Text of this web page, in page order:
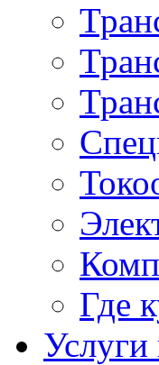
Где
Услуги